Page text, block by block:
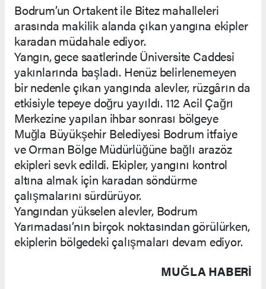
Bodrum’un Ortakent ile Bitez mahalleleri
arasında makilik alanda çıkan yangına ekipler
karadan müdahale ediyor.
Yangın, gece saatlerinde Üniversite Caddesi
yakınlarında başladı. Henüz belirlenemeyen
bir nedenle çıkan yangında alevler, rüzgârın da
etkisiyle tepeye doğru yayıldı. 112 Acil Çağrı
Merkezine yapılan ihbar sonrası bölgeye
Muğla Büyükşehir Belediyesi Bodrum itfaiye
ve Orman Bölge Müdürlüğüne bağlı arazöz
ekipleri sevk edildi. Ekipler, yangını kontrol
altına almak için karadan söndürme
çalışmalarını sürdürüyor.
Yangından yükselen alevler, Bodrum
Yarımadası’nın birçok noktasından görülürken,
ekiplerin bölgedeki çalışmaları devam ediyor.
MUĞLA HABERİ